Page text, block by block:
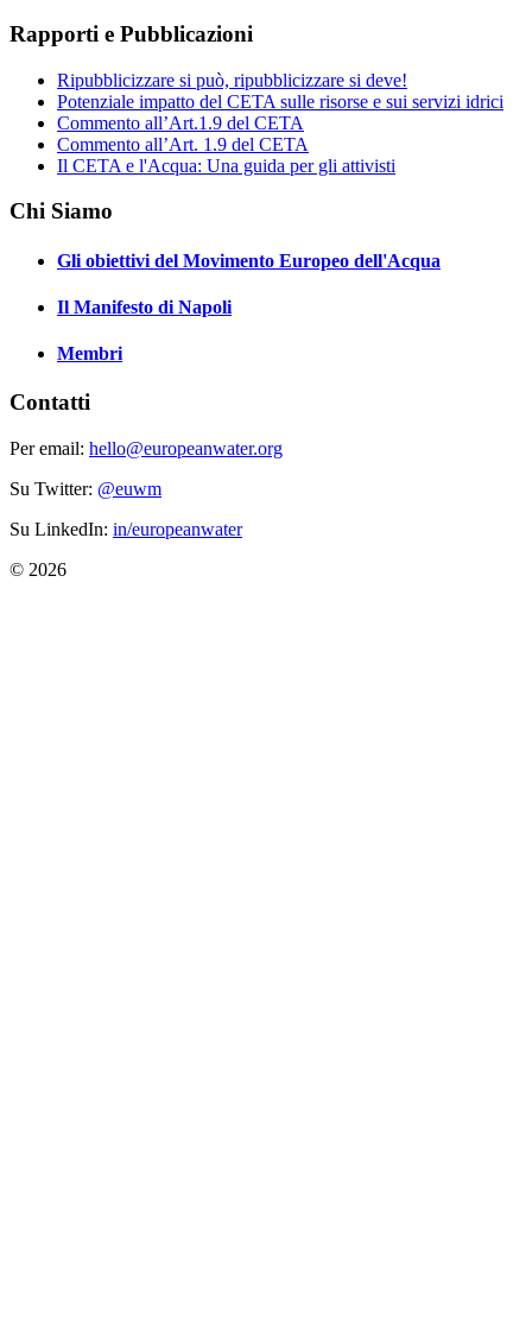
Rapporti e Pubblicazioni
Ripubblicizzare si può, ripubblicizzare si deve!
Potenziale impatto del CETA sulle risorse e sui servizi idrici
Commento all’Art.1.9 del CETA
Commento all’Art. 1.9 del CETA
Il CETA e l'Acqua: Una guida per gli attivisti
Chi Siamo
Gli obiettivi del Movimento Europeo dell'Acqua
Il Manifesto di Napoli
Membri
Contatti
Per email: hello@europeanwater.org
Su Twitter: @euwm
Su LinkedIn: in/europeanwater
© 2026